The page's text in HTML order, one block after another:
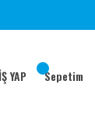
YAP Sepetim